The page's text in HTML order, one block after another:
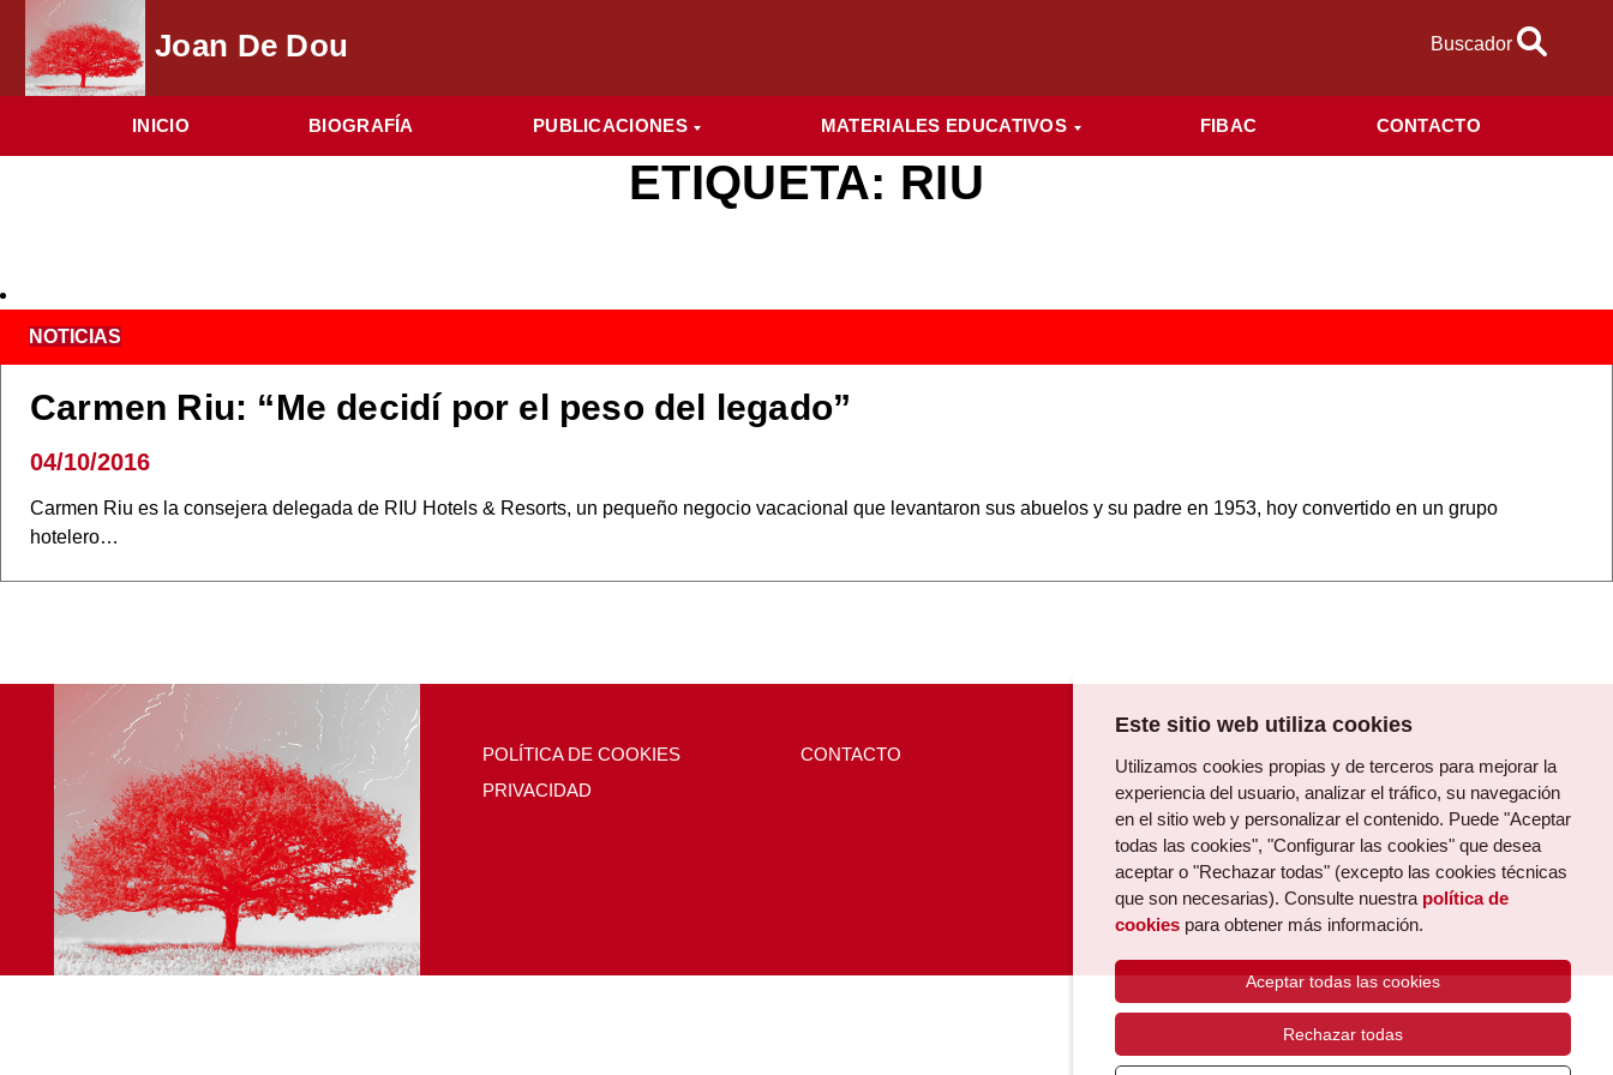
Joan De Dou Buscador
INICIO BIOGRAFÍA PUBLICACIONES MATERIALES EDUCATIVOS FIBAC CONTACTO
ETIQUETA: RIU
NOTICIAS
Carmen Riu: “Me decidí por el peso del legado”
04/10/2016
Carmen Riu es la consejera delegada de RIU Hotels & Resorts, un pequeño negocio vacacional que levantaron sus abuelos y su padre en 1953, hoy convertido en un grupo
hotelero…
POLÍTICA DE COOKIES
PRIVACIDAD
CONTACTO
Este sitio web utiliza cookies
Utilizamos cookies propias y de terceros para mejorar la
experiencia del usuario, analizar el tráfico, su navegación
en el sitio web y personalizar el contenido. Puede "Aceptar
todas las cookies", "Configurar las cookies" que desea
aceptar o "Rechazar todas" (excepto las cookies técnicas
que son necesarias). Consulte nuestra política de
cookies para obtener más información.
Aceptar todas las cookies
Rechazar todas